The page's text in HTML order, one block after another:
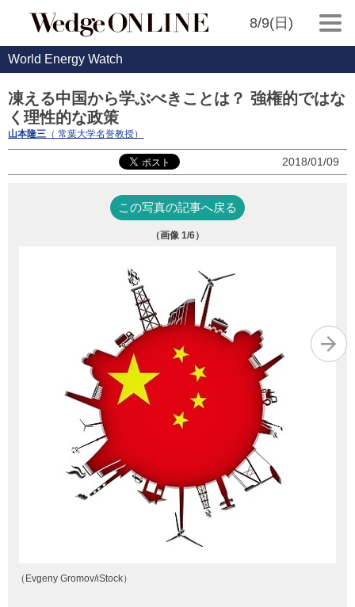
8/9(日)
World Energy Watch
凍える中国から学ぶべきことは？ 強権的ではな
く理性的な政策
山本隆三 （ 常葉大学名誉教授）
2018/01/09
この写真の記事へ戻る
（画像 1/6）
（Evgeny Gromov/iStock）